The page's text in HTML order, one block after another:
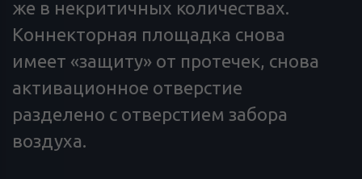
же в некритичных количествах.
Коннекторная площадка снова
имеет «защиту» от протечек, снова
активационное отверстие
разделено с отверстием забора
воздуха.